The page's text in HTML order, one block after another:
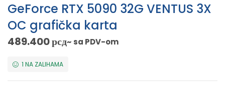
GeForce RTX 5090 32G VENTUS 3X
OC grafička karta
489.400рсд~ sa PDV-om
1 NA ZALIHAMA